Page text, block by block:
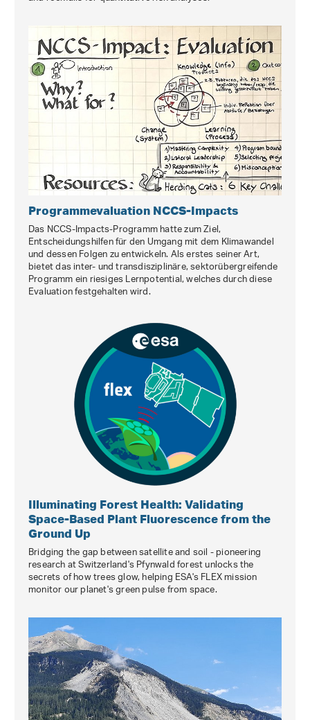
Programmevaluation NCCS-Impacts
Das NCCS-Impacts-Programm hatte zum Ziel,
Entscheidungshilfen für den Umgang mit dem Klimawandel
und dessen Folgen zu entwickeln. Als erstes seiner Art,
bietet das inter- und transdisziplinäre, sektorübergreifende
Programm ein riesiges Lernpotential, welches durch diese
Evaluation festgehalten wird.
Illuminating Forest Health: Validating
Space-Based Plant Fluorescence from the
Ground Up
Bridging the gap between satellite and soil - pioneering
research at Switzerland's Pfynwald forest unlocks the
secrets of how trees glow, helping ESA's FLEX mission
monitor our planet's green pulse from space.